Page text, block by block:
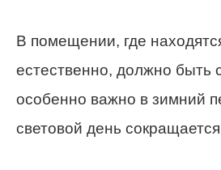
В помещении, где
естественно, должно быть
особенно важно в зимний
световой день